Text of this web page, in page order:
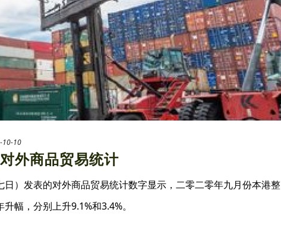
10-10
外商品贸易统计
）发表的对外商品贸易统计数字显示，二零二零年九月份本港整
幅，分别上升9.1%和3.4%。